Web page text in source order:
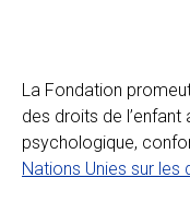
Alumni
MyEcolint
La Fondation
des droits de
psychologique,
Nations Unies sur les